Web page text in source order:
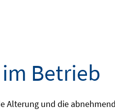
Betrieb
Alterung und die